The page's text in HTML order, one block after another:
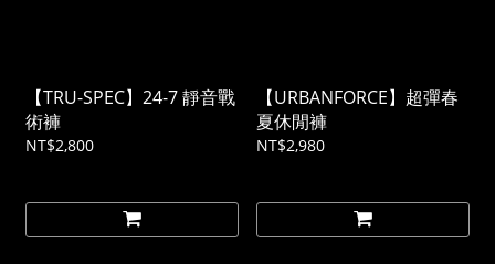
【TRU-SPEC】24-7 靜音戰
術褲
NT$2,800
【URBANFORCE】超彈春
夏休閒褲
NT$2,980